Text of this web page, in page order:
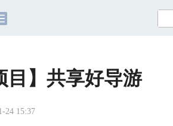
目】共享好导游
24 15:37